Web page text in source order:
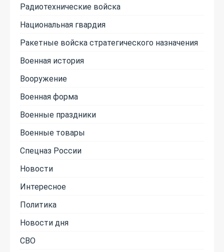
Радиотехнические войска
Национальная гвардия
Ракетные войска стратегического назначения
Военная история
Вооружение
Военная форма
Военные праздники
Военные товары
Спецназ России
Новости
Интересное
Политика
Новости дня
СВО